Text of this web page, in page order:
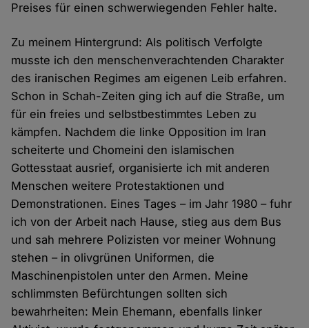
Preises für einen schwerwiegenden Fehler halte.
Zu meinem Hintergrund: Als politisch Verfolgte
musste ich den menschenverachtenden Charakter
des iranischen Regimes am eigenen Leib erfahren.
Schon in Schah-Zeiten ging ich auf die Straße, um
für ein freies und selbstbestimmtes Leben zu
kämpfen. Nachdem die linke Opposition im Iran
scheiterte und Chomeini den islamischen
Gottesstaat ausrief, organisierte ich mit anderen
Menschen weitere Protestaktionen und
Demonstrationen. Eines Tages – im Jahr 1980 – fuhr
ich von der Arbeit nach Hause, stieg aus dem Bus
und sah mehrere Polizisten vor meiner Wohnung
stehen – in olivgrünen Uniformen, die
Maschinenpistolen unter den Armen. Meine
schlimmsten Befürchtungen sollten sich
bewahrheiten: Mein Ehemann, ebenfalls linker